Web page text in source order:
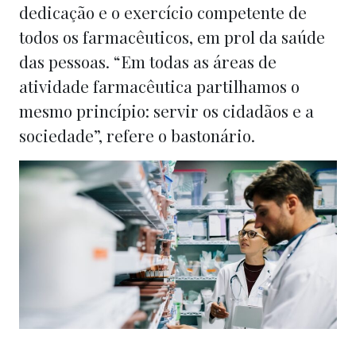
dedicação e o exercício competente de
todos os farmacêuticos, em prol da saúde
das pessoas. “Em todas as áreas de
atividade farmacêutica partilhamos o
mesmo princípio: servir os cidadãos e a
sociedade”, refere o bastonário.